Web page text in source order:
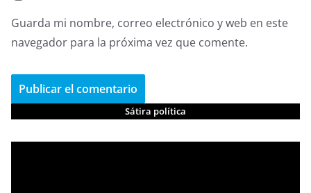
Guarda mi nombre, correo electrónico y web en este
navegador para la próxima vez que comente.
Sátira política